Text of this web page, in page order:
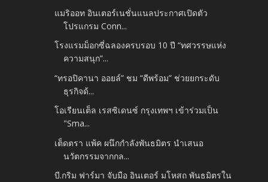
แมริออท อินเตอร์เนชั่นแนลประกาศเปิดตัว
โปรแกรม Conn...
โรงแรมม็อกซี่ฉลองครบรอบ 10 ปี “ทศวรรษแห่ง
ความสนุก”...
“ทรอปิคานา ออยล์” ชม “ดีพร้อม” ช่วยยกระดับ
ธุรกิจด้...
โอเรียนเต็ล เรสซิเดนซ์ กรุงเทพฯ เข้าร่วมเป็น
"Sma...
เต็ดตรา แพ้ค ผนึกกำลังพันธมิตร นำเสนอ
นวัตกรรมจากกล...
บี.กริม ฟาร์มา จับมือ อินเตอร์ มโหสถ พันธมิตรใน